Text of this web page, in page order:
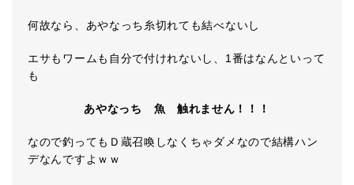
何故なら、あやなっち糸切れても結べないし
エサもワームも自分で付けれないし、1番はなんといって
も
あやなっち 魚 触れません！！！
なので釣ってもＤ蔵召喚しなくちゃダメなので結構ハン
デなんですよｗｗ